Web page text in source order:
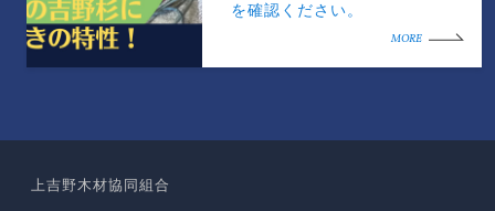
を確認ください。
MORE
上吉野木材協同組合